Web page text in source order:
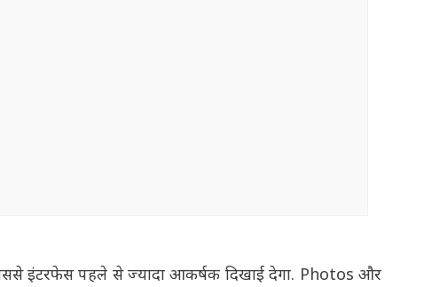
इंटरफेस पहले से ज्यादा आकर्षक दिखाई देगा. Photos और